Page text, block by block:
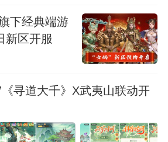
下经典端游
新区开服
《寻道大千》X武夷山联动开